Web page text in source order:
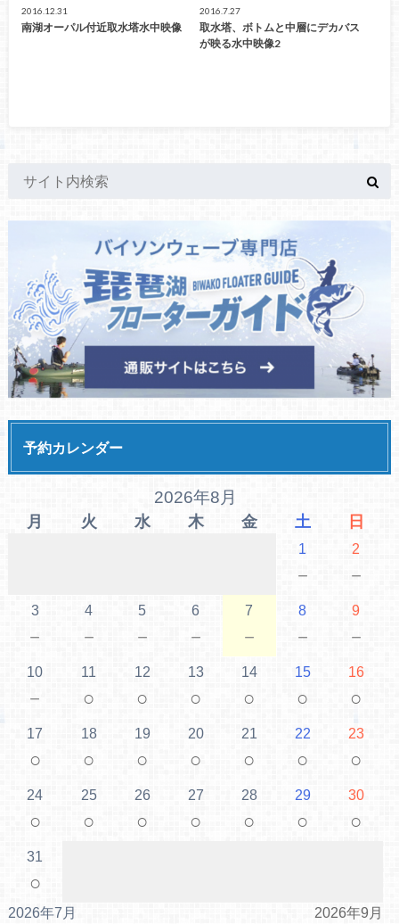
2016.12.31
南湖オーパル付近取水塔水中映像
2016.7.27
取水塔、ボトムと中層にデカバス
が映る水中映像2
予約カレンダー
2026年8月
月 火 水 木 金 土 日
1
－
2
－
3
－
4
－
5
－
6
－
7
－
8
－
9
－
10
－
11
○
12
○
13
○
14
○
15
○
16
○
17
○
18
○
19
○
20
○
21
○
22
○
23
○
24
○
25
○
26
○
27
○
28
○
29
○
30
○
31
○
2026年7月 2026年9月